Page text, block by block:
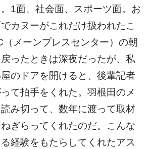
1面、社会面、スポーツ面。お
カヌーがこれだけ扱われたこ
（メーンプレスセンター）の朝
ったときは深夜だったが、私
のドアを開けると、後輩記者
て拍手をくれた。羽根田のメ
み切って、数年に渡って取材
ぎらってくれたのだ。こんな
経験をもたらしてくれたアス